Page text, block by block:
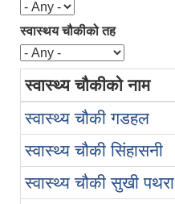
स्वास्थय चौकीको तह
स्वास्थ्य चौकीको नाम
स्वास्थ्य चौकी गडहल
स्वास्थ्य चौकी सिंहासनी
स्वास्थ्य चौकी सुखी पथरा